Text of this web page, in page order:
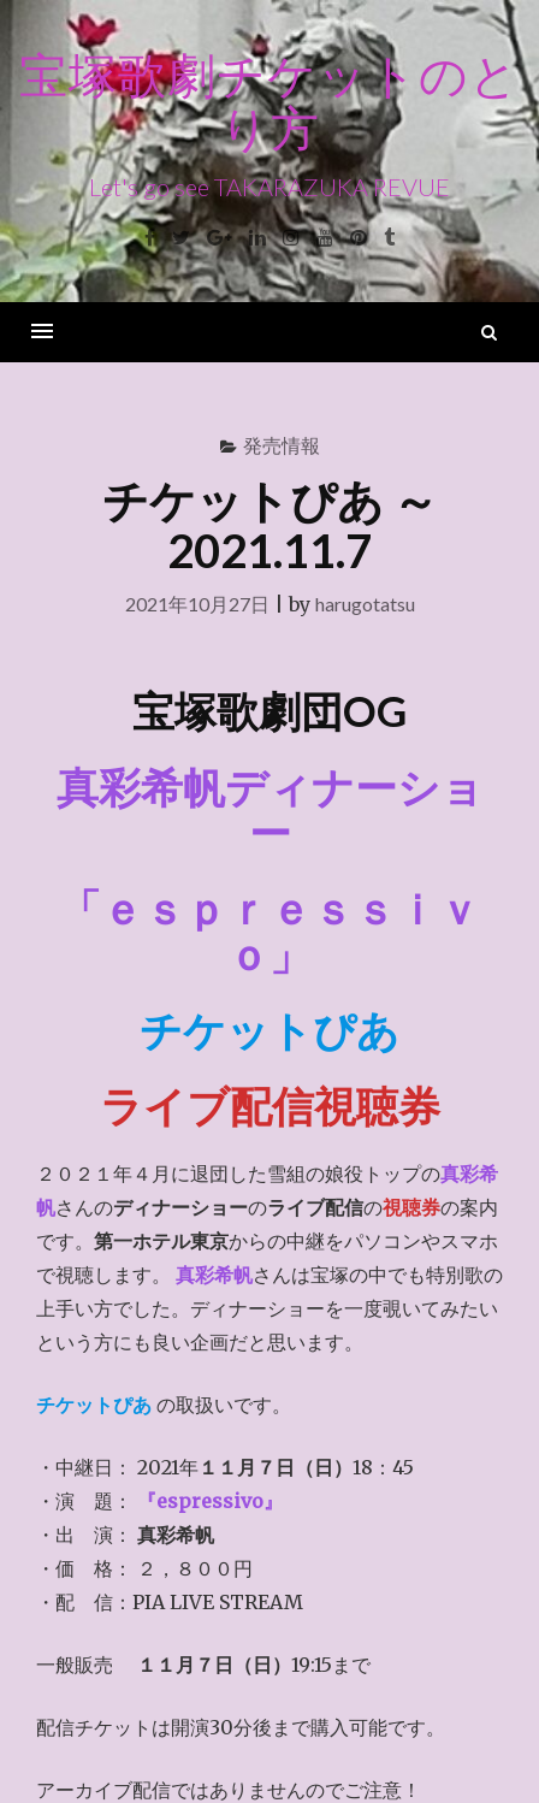
ン
ス
キ
ッ
宝塚歌劇チケットのと
り方
Let's go see TAKARAZUKA REVUE
Facebook
TwitterGoogle+LinkedinInstagram
YoutubePinterest
Tumblr
発売情報
チケットぴあ ～
2021.11.7
2021年10月27日 |by harugotatsu
宝塚歌劇団OG
真彩希帆ディナーショ
ー
「ｅｓｐｒｅｓｓｉｖ
ｏ」
チケットぴあ
ライブ配信視聴券
２０２１年４月に退団した雪組の娘役トップの真彩希
帆さんのディナーショーのライブ配信の視聴券の案内
です。 第一ホテル東京からの中継をパソコンやスマホ
で視聴します。 真彩希帆さんは宝塚の中でも特別歌の
上手い方でした。ディナーショーを一度覗いてみたい
という方にも良い企画だと思います。
チケットぴあ の取扱いです。
・中継日： 2021年 １１月７日（日） 18：45
・演 題：
『espressivo』
・出 演： 真彩希帆
・価 格： ２，８００円
・配 信：PIA LIVE STREAM
一般販売 １１月７日（日） 19:15まで
配信チケットは開演30分後まで購入可能です。
アーカイブ配信ではありませんのでご注意！